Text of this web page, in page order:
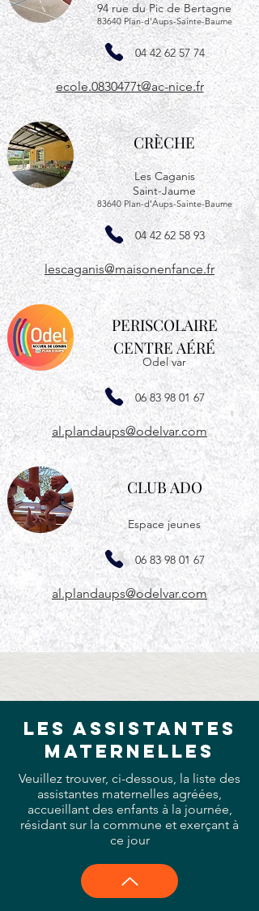
94 rue du Pic deBertagne
83640 Plan-d'Aups-Sainte-Baume
04 42 62 57 74
ecole.0830477t@ac-nice.fr
CRÈCHE
Les Caganis
Saint-Jaume
83640 Plan-d'Aups-Sainte-Baume
04 42 62 58 93
lescaganis@maisonenfance.fr
PERISCOLAIRE
CENTRE AÉRÉ
Odel var
06 83 98 01 67
al.plandaups@odelvar.com
CLUB ADO
Espace jeunes
06 83 98 01 67
al.plandaups@odelvar.com
les assistantes
maternelles
Veuillez trouver, ci-dessous, la liste des
assistantes maternelles agréées,
accueillant des enfants à la journée,
résidant sur la commune et exerçant à
ce jour